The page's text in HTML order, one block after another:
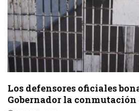
Los defensores oficiales
Gobernador la conmutación